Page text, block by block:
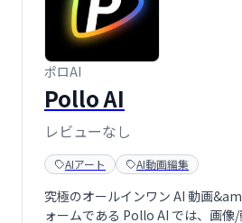
ポロAI
Pollo AI
レビューなし
AIアート AI動画編集
究極のオールインワン AI 動画
ォームである Pollo AI では、画像